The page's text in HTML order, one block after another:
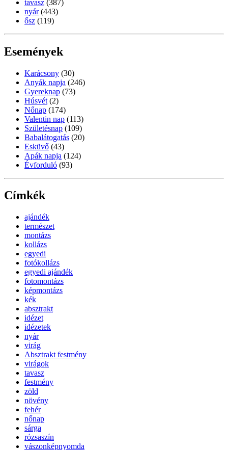
tavasz (387)
nyár (443)
ősz (119)
Események
Karácsony (30)
Anyák napja (246)
Gyereknap (73)
Húsvét (2)
Nőnap (174)
Valentin nap (113)
Születésnap (109)
Babalátogatás (20)
Esküvő (43)
Apák napja (124)
Évforduló (93)
Címkék
ajándék
természet
montázs
kollázs
egyedi
fotókollázs
egyedi ajándék
fotomontázs
képmontázs
kék
absztrakt
idézet
idézetek
nyár
virág
Absztrakt festmény
virágok
tavasz
festmény
zöld
növény
fehér
nőnap
sárga
rózsaszín
vászonképnyomda